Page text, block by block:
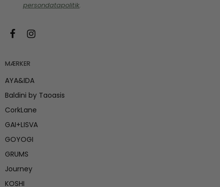
persondatapolitik.
MÆRKER
AYA&IDA
Baldini by Taoasis
CorkLane
GAI+LISVA
GOYOGI
GRUMS
Journey
KOSHI